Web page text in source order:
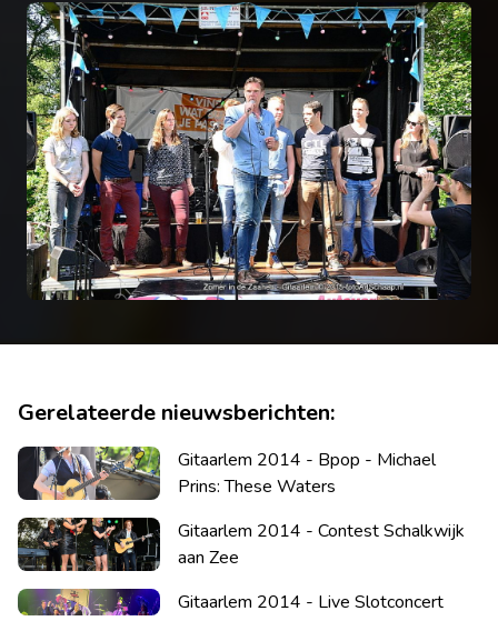
Gerelateerde nieuwsberichten:
Gitaarlem 2014 - Bpop - Michael
Prins: These Waters
Gitaarlem 2014 - Contest Schalkwijk
aan Zee
Gitaarlem 2014 - Live Slotconcert